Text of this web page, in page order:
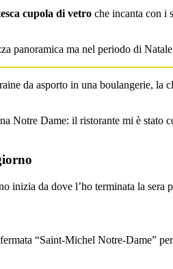
cupola di vetro che incanta con i
panoramica ma nel periodo di
da asporto in una boulangerie,
Notre Dame: il ristorante mi è
inizia da dove l’ho terminata la sera
“Saint-Michel Notre-Dame”